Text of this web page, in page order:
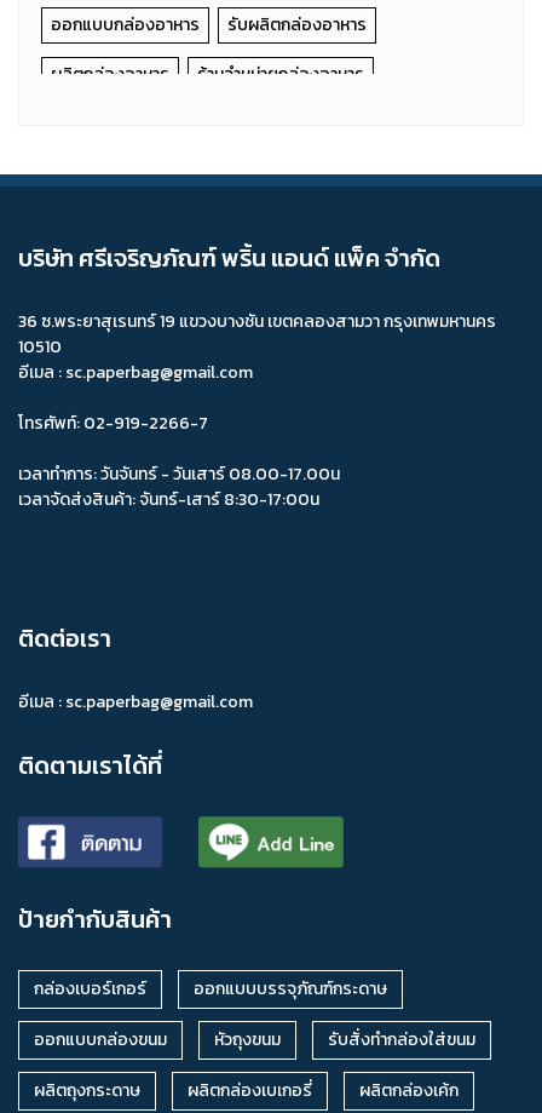
ออกแบบกล่องอาหาร
รับผลิตกล่องอาหาร
ผลิตกล่องอาหาร
ร้านจำหน่ายกล่องอาหาร
กล่องเค้ก 5P
กล่องไปรษณีย์ D+11
กล่องไปรษณีย์ CD
กล่องพิซซ่าลูกฟูก
ถุงกระดาษขยายก้น
กล่องเค้กใสขนาดใหญ่
ถาดกระดาษ
กล่องคัพเค้กหูหิ้ว
กล่องตลาดนัดเล็ก(เจาะหน้าต่าง)
กล่องอาหารฟาสต์ฟู้ด
ผลิตกล่องบรรจุภัณฑ์
ผลิตกล่องกระดาษ
แซนวิชใหญ่คราฟท์
กล่องคราฟท์ 1P เตี้ย
กล่องขนมคราฟท์
ถ้วยกระดาษ
ถ้วยใส่อาหาร
ถ้วยกระดาษคราฟท์
ถ้วยทรงสูง
ถ้วยกระดาษใส่อาหาร
ถ้วยพร้อมฝา
ถ้วยสำหรับใส่อาหาร
ถ้วยกระดาษราคาถูก
ถุงไวน์
กล่องเค้ก 2 ชิ้นพิเศษเจาะโชว์ล้ำข้าง
กล่องป็อปคอนจัมโบ้ (ทรงสี่เหลี่ยมผืนผ้า)
กระดาษลูกไม้
บริษัท ศรีเจริญภัณฑ์ พริ้น แอนด์ แพ็ค จำกัด
36 ซ.พระยาสุเรนทร์ 19 แขวงบางชัน เขตคลองสามวา กรุงเทพมหานคร
10510
อีเมล : sc.paperbag@gmail.com
โทรศัพท์: 02-919-2266-7
เวลาทำการ: วันจันทร์ - วันเสาร์ 08.00-17.00น
เวลาจัดส่งสินค้า: จันทร์-เสาร์ 8:30-17:00น
ติดต่อเรา
อีเมล :sc.paperbag@gmail.com
ติดตามเราได้ที่
ป้ายกำกับสินค้า
กล่องเบอร์เกอร์
ออกแบบบรรจุภัณฑ์กระดาษ
ออกแบบกล่องขนม
หัวถุงขนม
รับสั่งทำกล่องใส่ขนม
ผลิตถุงกระดาษ
ผลิตกล่องเบเกอรี่ ผลิตกล่องเค้ก